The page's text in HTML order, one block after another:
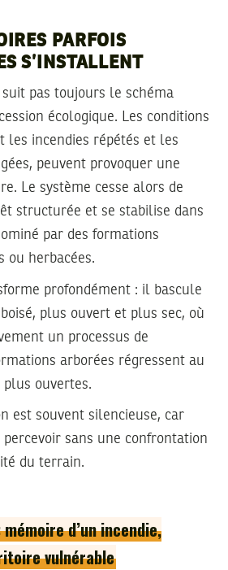
PARFOIS
S’INSTALLENT
pas toujours le schéma
écologique. Les conditions
les incendies répétés et les
peuvent provoquer une
Le système cesse alors de
structurée et se stabilise dans
par des formations
ou herbacées.
profondément : il bascule
plus ouvert et plus sec, où
un processus de
arborées régressent au
ouvertes.
est souvent silencieuse, car
sans une confrontation
du terrain.
d’un incendie,
vulnérable